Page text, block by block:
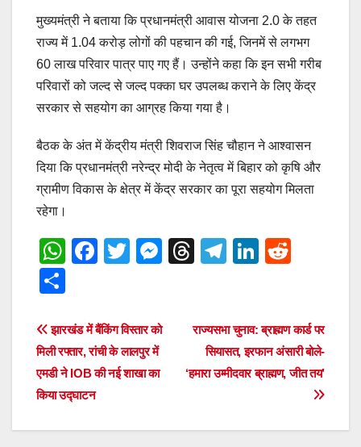
मुख्यमंत्री ने बताया कि प्रधानमंत्री आवास योजना 2.0 के तहत
राज्य में 1.04 करोड़ लोगों की पहचान की गई, जिनमें से लगभग
60 लाख परिवार पात्र पाए गए हैं। उन्होंने कहा कि इन सभी गरीब
परिवारों को जल्द से जल्द पक्का घर उपलब्ध कराने के लिए केंद्र
सरकार से सहयोग का आग्रह किया गया है।
बैठक के अंत में केंद्रीय मंत्री शिवराज सिंह चौहान ने आश्वासन
दिया कि प्रधानमंत्री नरेन्द्र मोदी के नेतृत्व में बिहार को कृषि और
ग्रामीण विकास के क्षेत्र में केंद्र सरकार का पूरा सहयोग मिलता
रहेगा।
W
s
A
p
p
F
e
b
o
k
T
er
M
e
T
a
d
s
T
gr
a
m
Li
e
dI
n
di
t
ar
e
Post
navigation
राज्यसभा चुनाव: ब्राह्मण कार्ड पर
सियासत, इरफान अंसारी बोले-
‘हमारा उम्मीदवार ब्राह्मण, जीत तय’
झारखंड में बैंकिंग विस्तार को
मिली रफ्तार, रांची के लालपुर में
एमडी ने IOB की नई शाखा का
किया उद्घाटन